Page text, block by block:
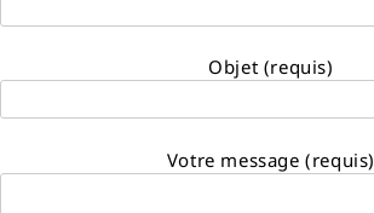
Objet (requis)
Votre message (requis)